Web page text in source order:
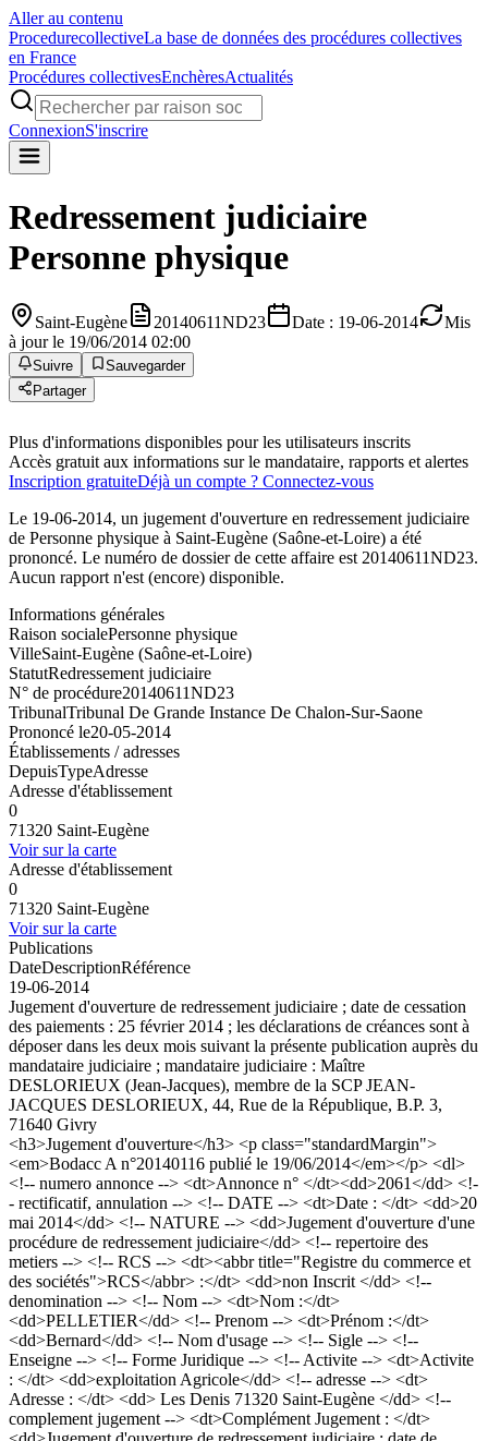
Aller au contenu
ProcedurecollectiveLa base de données des procédures collectives
en France
Procédures collectivesEnchèresActualités
ConnexionS'inscrire
Redressement judiciaire
Personne physique
Saint-Eugène 20140611ND23 Date : 19-06-2014
Mis
à jour le 19/06/2014 02:00
Suivre
Sauvegarder
Partager
Plus d'informations disponibles pour les utilisateurs inscrits
Accès gratuit aux informations sur le mandataire, rapports et alertes
Inscription gratuiteDéjà un compte ? Connectez-vous
Le 19-06-2014, un jugement d'ouverture en redressement judiciaire
de Personne physique à Saint-Eugène (Saône-et-Loire) a été
prononcé. Le numéro de dossier de cette affaire est 20140611ND23.
Aucun rapport n'est (encore) disponible.
Informations générales
Raison socialePersonne physique
VilleSaint-Eugène (Saône-et-Loire)
StatutRedressement judiciaire
N° de procédure20140611ND23
TribunalTribunal De Grande Instance De Chalon-Sur-Saone
Prononcé le20-05-2014
Établissements / adresses
DepuisTypeAdresse
Adresse d'établissement
0
71320 Saint-Eugène
Voir sur la carte
Adresse d'établissement
0
71320 Saint-Eugène
Voir sur la carte
Publications
DateDescriptionRéférence
19-06-2014
Jugement d'ouverture de redressement judiciaire ; date de cessation
des paiements : 25 février 2014 ; les déclarations de créances sont à
déposer dans les deux mois suivant la présente publication auprès du
mandataire judiciaire ; mandataire judiciaire : Maître
DESLORIEUX (Jean-Jacques), membre de la SCP JEAN-
JACQUES DESLORIEUX, 44, Rue de la République, B.P. 3,
71640 Givry
<h3>Jugement d'ouverture</h3> <p class="standardMargin">
<em>Bodacc A n°20140116 publié le 19/06/2014</em></p> <dl>
<!-- numero annonce --> <dt>Annonce n° </dt><dd>2061</dd> <!-
- rectificatif, annulation --> <!-- DATE --> <dt>Date : </dt> <dd>20
mai 2014</dd> <!-- NATURE --> <dd>Jugement d'ouverture d'une
procédure de redressement judiciaire</dd> <!-- repertoire des
metiers --> <!-- RCS --> <dt><abbr title="Registre du commerce et
des sociétés">RCS</abbr> :</dt> <dd>non Inscrit </dd> <!--
denomination --> <!-- Nom --> <dt>Nom :</dt>
<dd>PELLETIER</dd> <!-- Prenom --> <dt>Prénom :</dt>
<dd>Bernard</dd> <!-- Nom d'usage --> <!-- Sigle --> <!--
Enseigne --> <!-- Forme Juridique --> <!-- Activite --> <dt>Activite
: </dt> <dd>exploitation Agricole</dd> <!-- adresse --> <dt>
Adresse : </dt> <dd> Les Denis 71320 Saint-Eugène </dd> <!--
complement jugement --> <dt>Complément Jugement : </dt>